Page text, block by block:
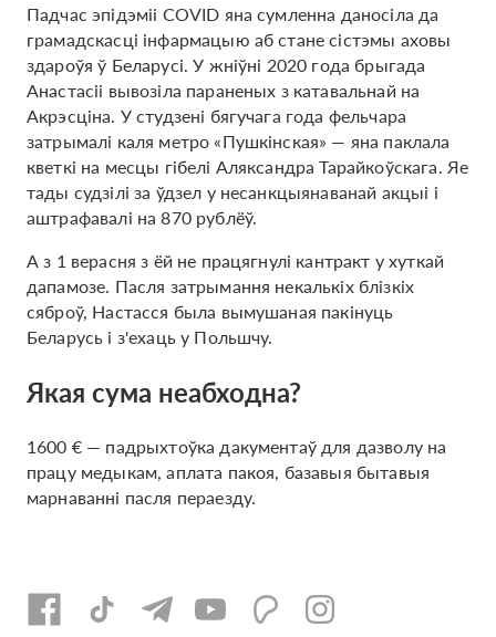
Падчас эпідэміі COVID яна сумленна даносіла да
грамадскасці інфармацыю аб стане сістэмы аховы
здароўя ў Беларусі. У жніўні 2020 года брыгада
Анастасіі вывозіла параненых з катавальнай на
Акрэсціна. У студзені бягучага года фельчара
затрымалі каля метро «Пушкінская» — яна паклала
кветкі на месцы гібелі Аляксандра Тарайкоўскага. Яе
тады судзілі за ўдзел у несанкцыянаванай акцыі і
аштрафавалі на 870 рублёў.
А з 1 верасня з ёй не працягнулі кантракт у хуткай
дапамозе. Пасля затрымання некалькіх блізкіх
сяброў, Настасся была вымушаная пакінуць
Беларусь і з'ехаць у Польшчу.
Якая сума неабходна?
1600 € — падрыхтоўка дакументаў для дазволу на
працу медыкам, аплата пакоя, базавыя бытавыя
марнаванні пасля пераезду.